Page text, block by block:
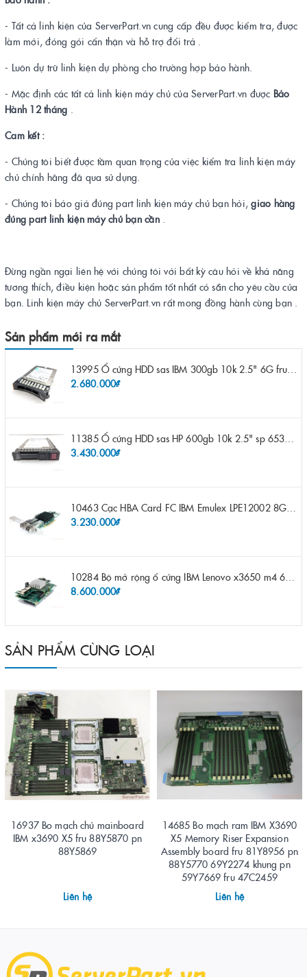
- Tất cả linh kiện của ServerPart.vn cung cấp đều được kiểm tra, được
làm mới, đóng gói cẩn thận và hỗ trợ đổi trả .
- Luôn dự trữ linh kiện dự phòng cho trường hợp bảo hành.
- Mặc định các tất cả linh kiện máy chủ của ServerPart.vn được Bảo
Hành 12 tháng .
Cam kết :
- Chúng tôi biết được tầm quan trọng của việc kiểm tra linh kiện máy
chủ chính hãng đã qua sử dụng.
- Chúng tôi báo giá đúng part linh kiện máy chủ bạn hỏi,giao hàng
đúng part linh kiện máy chủ bạn cần.
Đừng ngần ngại liên hệ với chúng tôi với bất kỳ câu hỏi về khả năng
tương thích, điều kiện hoặc sản phẩm tốt nhất có sẵn cho yêu cầu của
bạn. Linh kiện máy chủ ServerPart.vn rất mong đồng hành cùng bạn .
Sản phẩm mới ra mắt
13995 Ổ cứng HDD sas IBM 300gb 10k 2.5" 6G fru 44W2265 opt 44W2264 pn 44W2268 ST9300503SS
2.680.000₫
11385 Ổ cứng HDD sas HP 600gb 10k 2.5" sp 653957-001 pn 619286-003 pn 641552-003 pn 689287-003 652583-B21
3.430.000₫
10463 Cạc HBA Card FC IBM Emulex LPE12002 8Gb 2 port FC SFP fru 42D0500 pn 42D0496 opt 42D0494 LPE12002
3.230.000₫
10284 Bộ mở rộng ổ cứng IBM Lenovo x3650 m4 69Y5319 8x 2.5" HS HDD Assembly Kit with Expander
8.600.000₫
SẢN PHẨM CÙNG LOẠI
16937 Bo mạch chủ mainboard
IBM x3690 X5 fru 88Y5870 pn
88Y5869
Liên hệ
14685 Bo mạch ram IBM X3690
X5 Memory Riser Expansion
Assembly board fru 81Y8956 pn
88Y5770 69Y2274 khung pn
59Y7669 fru 47C2459
Liên hệ